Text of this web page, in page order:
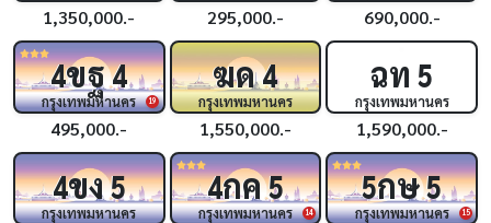
1,350,000.- 295,000.- 690,000.-
19
4ขฐ4
กรุงเทพมหานคร
495,000.-
ฆด4
กรุงเทพมหานคร
1,550,000.-
ฉท 5
กรุงเทพมหานคร
1,590,000.-
4ขง5
กรุงเทพมหานคร 14
4กค5
กรุงเทพมหานคร 15
5กษ5
กรุงเทพมหานคร